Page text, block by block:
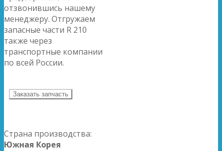
отзвонившись нашему
менеджеру. Отгружаем
запасные части R 210
также через
транспортные компании
по всей России.
Заказать запчасть
Страна производства:
Южная Корея